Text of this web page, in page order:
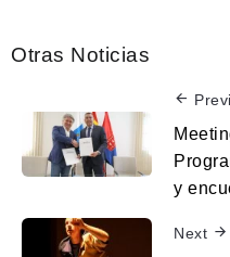
Otras Noticias
y
Next